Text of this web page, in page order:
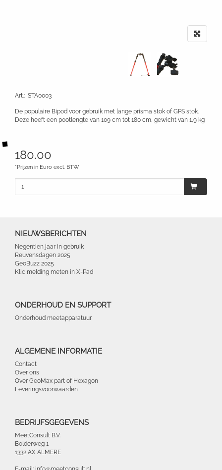
Art.: STA0003
De populaire Bipod voor gebruik met lange prisma stok of GPS stok.
Deze heeft een pootlengte van 109 cm tot 180 cm, gewicht van 1,9 kg
180.00
*Prijzen in Euro excl. BTW
NIEUWSBERICHTEN
Negentien jaar in gebruik
Reuvensdagen 2025
GeoBuzz 2025
Klic melding meten in X-Pad
ONDERHOUD EN SUPPORT
Onderhoud meetapparatuur
ALGEMENE INFORMATIE
Contact
Over ons
Over GeoMax part of Hexagon
Leveringsvoorwaarden
BEDRIJFSGEGEVENS
MeetConsult B.V.
Bolderweg 1
1332 AX ALMERE